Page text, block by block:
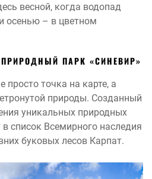
весной, когда водопад
осенью – в цветном
ПАРК «СИНЕВИР»
просто точка на карте, а
природы. Созданный
уникальных природных
список Всемирного наследия
буковых лесов Карпат.